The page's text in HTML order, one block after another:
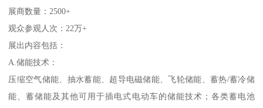
展商数量：2500+
观众参观人次：22万+
展出内容包括：
A.储能技术：
压缩空气储能、抽水蓄能、超导电磁储能、飞轮储能、蓄热/蓄冷储
能、蓄储能及其他可用于插电式电动车的储能技术；各类蓄电池